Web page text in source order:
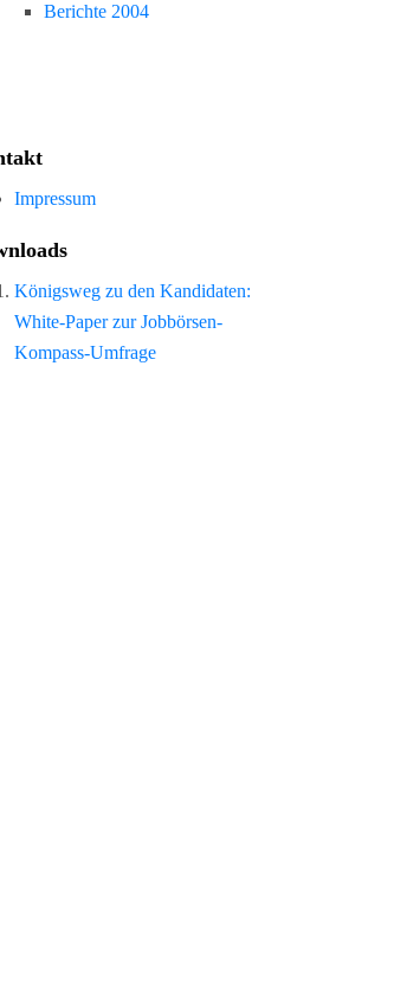
Berichte 2004
Impressum
Königsweg zu den Kandidaten:
White-Paper zur Jobbörsen-
Kompass-Umfrage